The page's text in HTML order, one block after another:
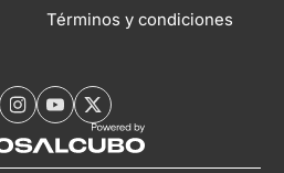
Términos y condiciones